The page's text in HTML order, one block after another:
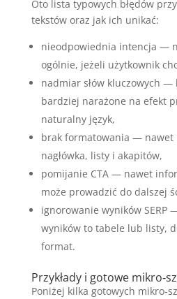
Oto lista typowych błędów
tekstów oraz jak ich unikać:
nieodpowiednia intencja —
ogólnie, jeżeli użytkownik
nadmiar słów kluczowych —
bardziej narażone na efekt
naturalny język,
brak formatowania — nawet
nagłówka, listy i akapitów,
pomijanie CTA — nawet
może prowadzić do dalszej
ignorowanie wyników SERP
wyników to tabele lub listy,
format.
Przykłady i gotowe
Poniżej kilka gotowych